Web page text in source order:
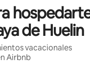
de Huelin
vacacionales
Airbnb